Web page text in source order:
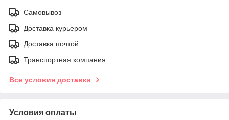
Самовывоз
Доставка курьером
Доставка почтой
Транспортная компания
Все условия доставки
Условия оплаты